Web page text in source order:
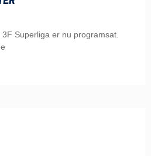
Superliga er nu programsat.